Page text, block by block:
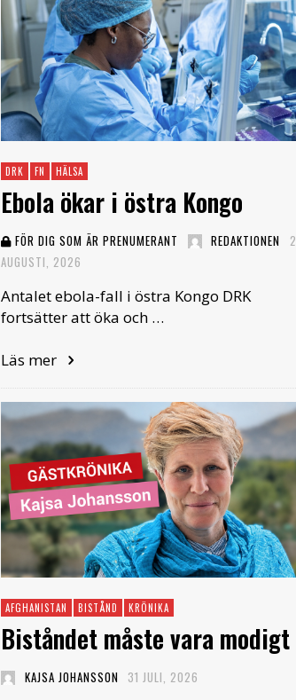
DRK FN HÄLSA
Ebola ökar i östra Kongo
FÖR DIG SOM ÄR PRENUMERANT REDAKTIONEN
2
AUGUSTI, 2026
Antalet ebola-fall i östra Kongo DRK
fortsätter att öka och …
Läs mer
AFGHANISTAN BISTÅND KRÖNIKA
Biståndet måste vara modigt
KAJSA JOHANSSON 31 JULI, 2026